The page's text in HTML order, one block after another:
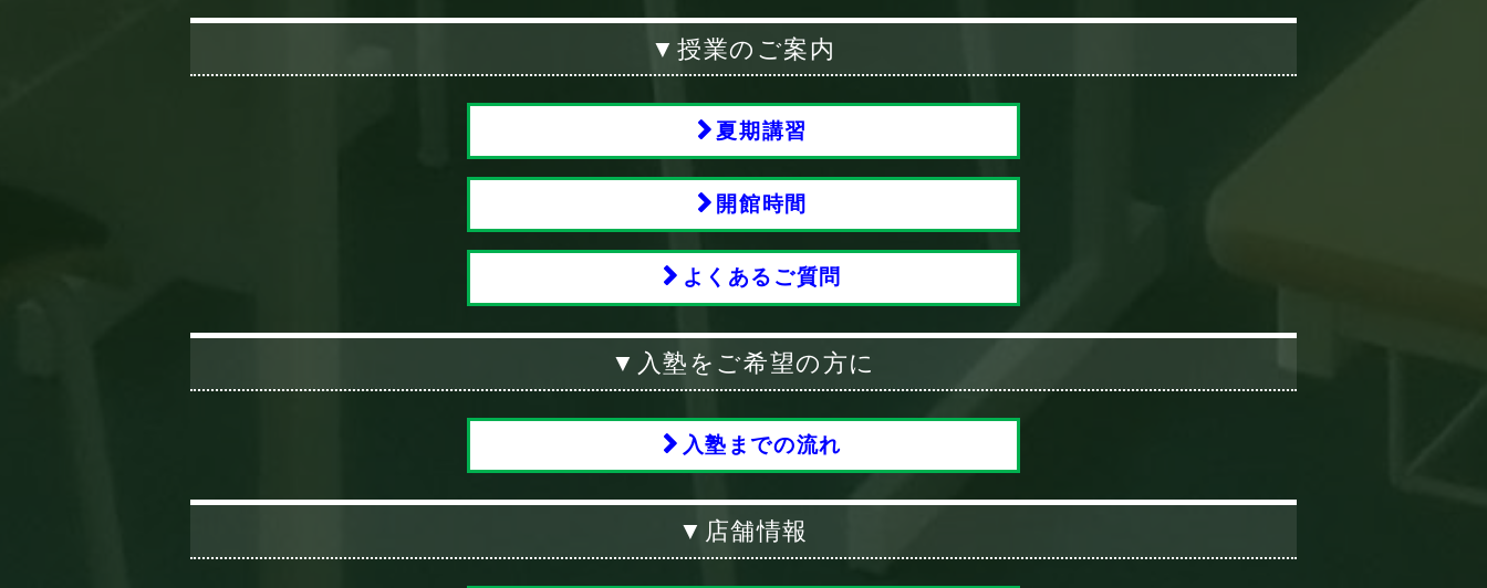
▼授業のご案内
夏期講習
開館時間
よくあるご質問
▼入塾をご希望の方に
入塾までの流れ
▼店舗情報